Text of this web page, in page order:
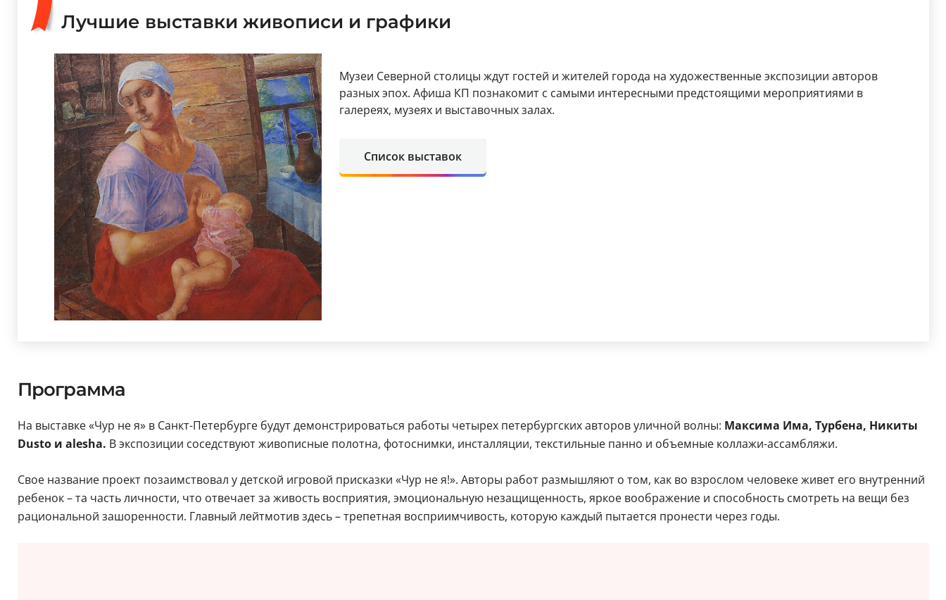
Лучшие выставки живописи и графики
Музеи Северной столицы ждут гостей и жителей города на художественные экспозиции авторов
разных эпох. Афиша КП познакомит с самыми интересными предстоящими мероприятиями в
галереях, музеях и выставочных залах.
Список выставок
Программа
На выставке «Чур не я» в Санкт-Петербурге будут демонстрироваться работы четырех петербургских авторов уличной волны: Максима Има, Турбена, Никиты
Dusto и alesha. В экспозиции соседствуют живописные полотна, фотоснимки, инсталляции, текстильные панно и объемные коллажи-ассамбляжи.
Свое название проект позаимствовал у детской игровой присказки «Чур не я!». Авторы работ размышляют о том, как во взрослом человеке живет его внутренний
ребенок – та часть личности, что отвечает за живость восприятия, эмоциональную незащищенность, яркое воображение и способность смотреть на вещи без
рациональной зашоренности. Главный лейтмотив здесь – трепетная восприимчивость, которую каждый пытается пронести через годы.